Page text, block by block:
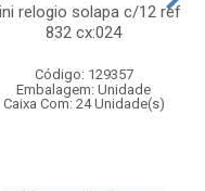
relogio solapa c/12 ref
832 cx:024
Código: 129357
Embalagem: Unidade
Caixa Com: 24 Unidade(s)